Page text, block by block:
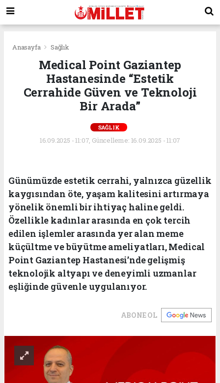
Anasayfa Sağlık
Medical Point Gaziantep
Hastanesinde “Estetik
Cerrahide Güven ve Teknoloji
Bir Arada”
SAĞLIK
16.09.2025 - 11:07, Güncelleme: 16.09.2025 - 11:07
Günümüzde estetik cerrahi, yalnızca güzellik
kaygısından öte, yaşam kalitesini artırmaya
yönelik önemli bir ihtiyaç haline geldi.
Özellikle kadınlar arasında en çok tercih
edilen işlemler arasında yer alan meme
küçültme ve büyütme ameliyatları, Medical
Point Gaziantep Hastanesi’nde gelişmiş
teknolojik altyapı ve deneyimli uzmanlar
eşliğinde güvenle uygulanıyor.
ABONE OL